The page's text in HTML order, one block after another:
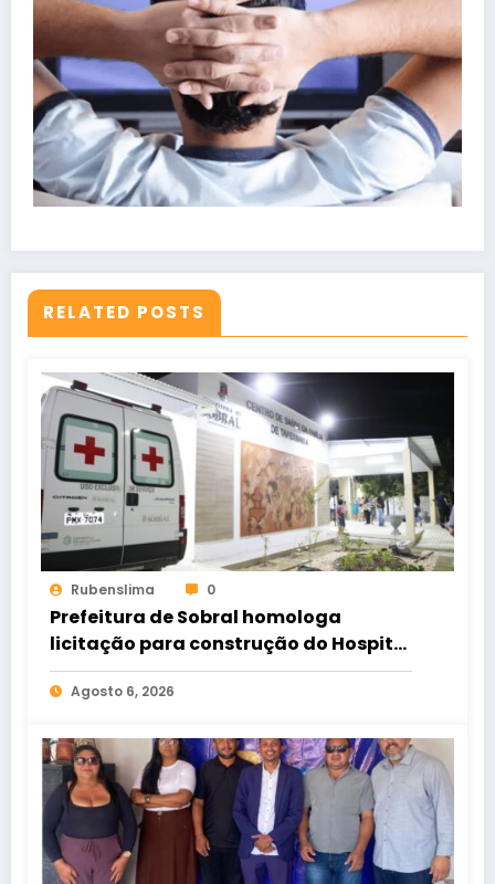
RELATED POSTS
Rubenslima 0
Prefeitura de Sobral homologa
licitação para construção do Hospital
de Taperuaba
Agosto 6, 2026